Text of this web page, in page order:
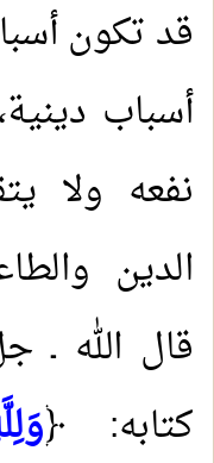
قد تكون
أسباب
نفعه ولا
الدين
قال الله
كتابه: ﴿